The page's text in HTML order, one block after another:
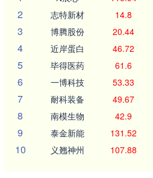
2 志特新材 14.8
3 博腾股份 20.44
4 近岸蛋白 46.72
5 毕得医药 61.6
6 一博科技 53.33
7 耐科装备 49.67
8 南模生物 42.9
9 泰金新能 131.52
10 义翘神州 107.88